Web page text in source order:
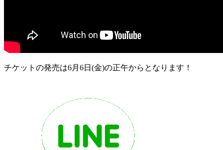
チケットの発売は6月6日(金)の正午からとなります！